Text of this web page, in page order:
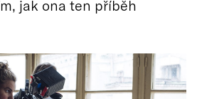
jak ona ten příběh